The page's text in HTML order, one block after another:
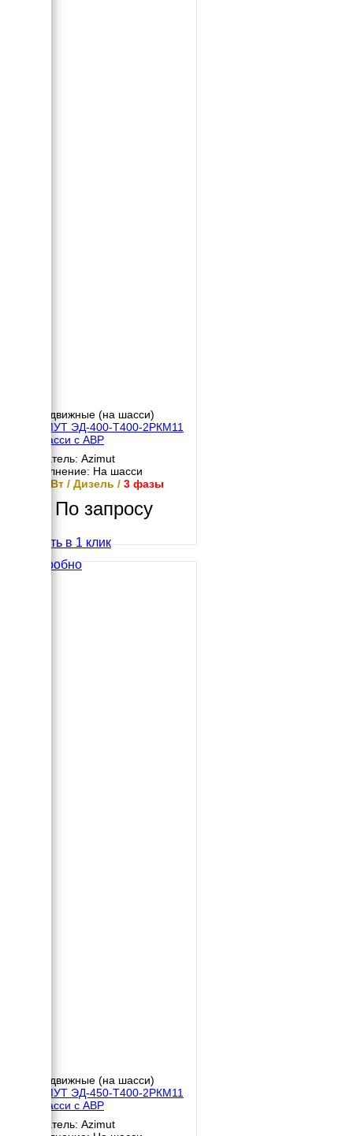
Передвижные (на шасси)
АЗИМУТ ЭД-400-Т400-2РКМ11
на шасси с АВР
Двигатель: Azimut
Исполнение: На шасси
400 кВт / Дизель / 3 фазы
По запросу
Купить в 1 клик
Подробно
Передвижные (на шасси)
АЗИМУТ ЭД-450-Т400-2РКМ11
на шасси с АВР
Двигатель: Azimut